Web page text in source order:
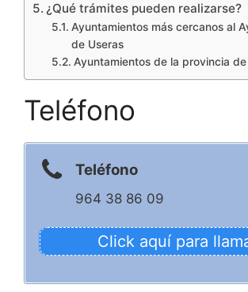
¿Qué trámites pueden realizarse?
Ayuntamientos más cercanos al
de Useras
Ayuntamientos de la provincia
Teléfono
Teléfono
964 38 86 09
Click aquí para